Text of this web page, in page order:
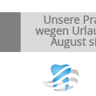
Unsere
wegen
August